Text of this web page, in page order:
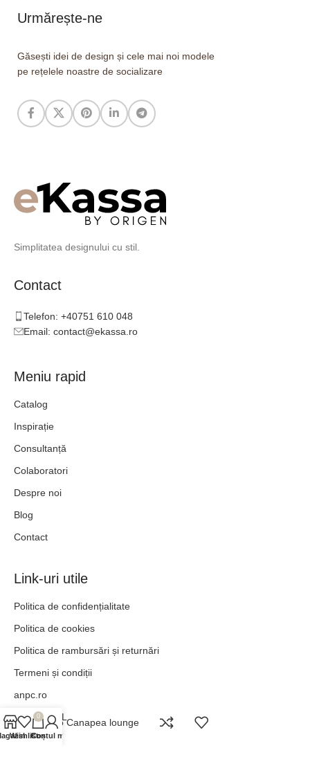
Urmărește-ne
Găsești idei de design și cele mai noi modele
pe rețelele noastre de socializare
Simplitatea designului cu stil.
Contact
Telefon: +40751 610 048
Email: contact@ekassa.ro
Meniu rapid
Catalog
Inspirație
Consultanță
Colaboratori
Despre noi
Blog
Contact
Link-uri utile
Politica de confidențialitate
Politica de cookies
Politica de rambursări și returnări
Termeni și condiții
anpc.ro
ANPC - SALLido Canapea lounge
Wishlist
0
Coș
Contul meu